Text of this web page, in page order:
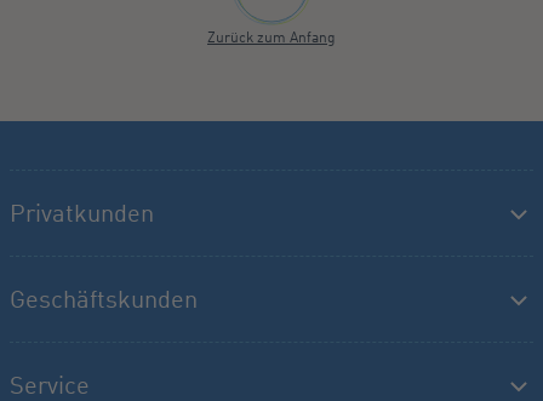
Zurück zum Anfang
Privatkunden
Geschäftskunden
Service